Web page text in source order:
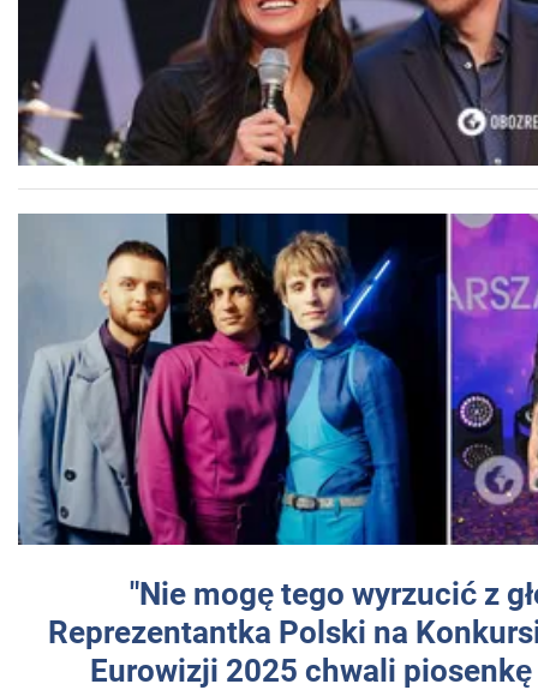
"Nie mogę tego wyrzucić z
Reprezentantka Polski na
Eurowizji 2025 chwali